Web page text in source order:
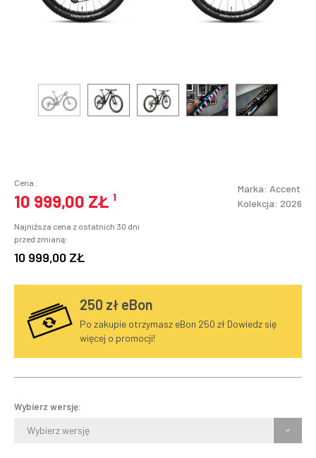
Cena:
10 999,00 ZŁ ¹
Najniższa cena z ostatnich 30 dni
przed zmianą:
10 999,00 ZŁ
Marka: Accent
Kolekcja: 2026
250 zł eBon
Po zakupie otrzymasz eBon 250 zł Dowiedz się
więcej o promocji!
Wybierz wersję:
Wybierz wersję